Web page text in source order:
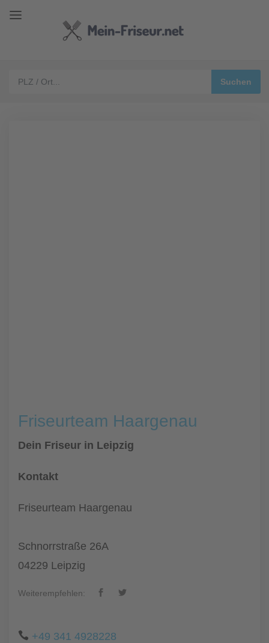
Friseurteam Haargenau
Dein Friseur in Leipzig
Kontakt
Friseurteam Haargenau
Schnorrstraße 26A
04229 Leipzig
Weiterempfehlen:
+49 341 4928228